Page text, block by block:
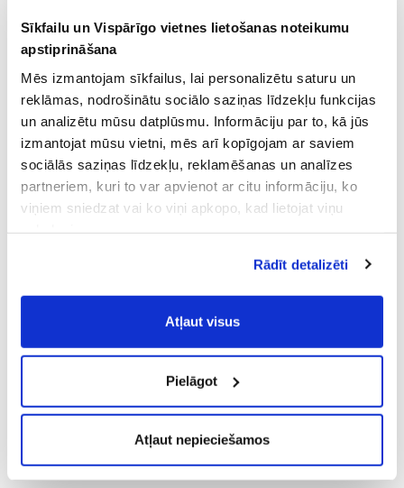
Sīkfailu un Vispārīgo vietnes lietošanas noteikumu
apstiprināšana
Mēs izmantojam sīkfailus, lai personalizētu saturu un
reklāmas, nodrošinātu sociālo saziņas līdzekļu funkcijas
un analizētu mūsu datplūsmu. Informāciju par to, kā jūs
izmantojat mūsu vietni, mēs arī kopīgojam ar saviem
sociālās saziņas līdzekļu, reklamēšanas un analīzes
partneriem, kuri to var apvienot ar citu informāciju, ko
viņiem sniedzat vai ko viņi apkopo, kad lietojat viņu
Vispārīgiem vietnes lietošanas
noteikumiem(saīsināti - VVLN).
Rādīt detalizēti
Atļaut visus
Pielāgot
Atļaut nepieciešamos